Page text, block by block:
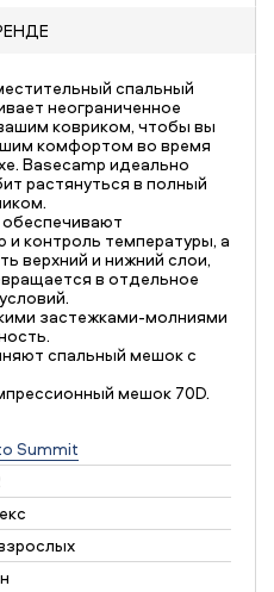
спальный
неограниченное
ковриком, чтобы вы
комфортом во время
Basecamp идеально
растянуться в полный
контроль температуры, а
верхний и нижний слои,
в отдельное
застежками-молниями
спальный мешок с
мешок 70D.
Summit